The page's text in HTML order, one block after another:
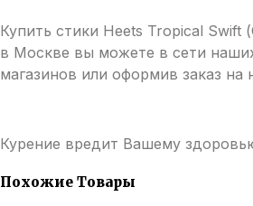
Купить стики Heets Tropical Swift
в Москве вы можете в сети
магазинов или оформив заказ на
Курение вредит Вашему
Похожие Товары